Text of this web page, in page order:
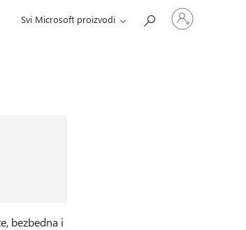
Svi Microsoft proizvodi
Prijavite
se
bezbedna i